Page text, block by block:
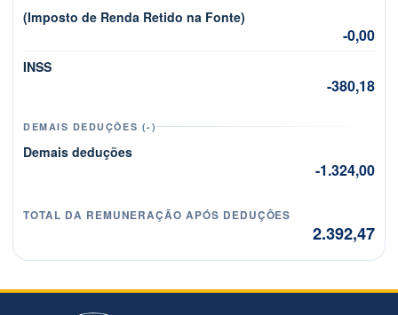
(Imposto de Renda Retido na Fonte)
-0,00
INSS
-380,18
DEMAIS DEDUÇÕES (-)
Demais deduções
-1.324,00
TOTAL DA REMUNERAÇÃO APÓS DEDUÇÕES
2.392,47